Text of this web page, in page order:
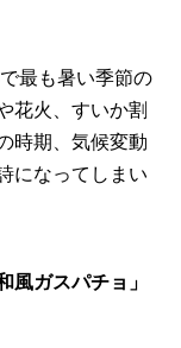
最も暑い季節の
花火、すいか割
時期、気候変動
になってしまい
風ガスパチョ」